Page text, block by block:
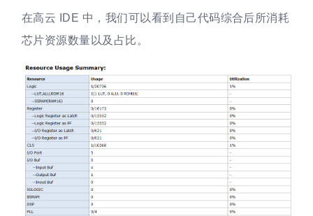
在高云 IDE 中，我们可以看到自己代码综合后所消耗
芯片资源数量以及占比。